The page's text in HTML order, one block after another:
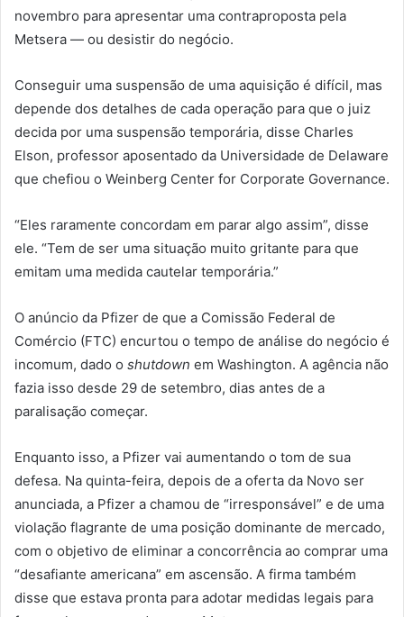
novembro para apresentar uma contraproposta pela
Metsera — ou desistir do negócio.
Conseguir uma suspensão de uma aquisição é difícil, mas
depende dos detalhes de cada operação para que o juiz
decida por uma suspensão temporária, disse Charles
Elson, professor aposentado da Universidade de Delaware
que chefiou o Weinberg Center for Corporate Governance.
“Eles raramente concordam em parar algo assim”, disse
ele. “Tem de ser uma situação muito gritante para que
emitam uma medida cautelar temporária.”
O anúncio da Pfizer de que a Comissão Federal de
Comércio (FTC) encurtou o tempo de análise do negócio é
incomum, dado o shutdown em Washington. A agência não
fazia isso desde 29 de setembro, dias antes de a
paralisação começar.
Enquanto isso, a Pfizer vai aumentando o tom de sua
defesa. Na quinta-feira, depois de a oferta da Novo ser
anunciada, a Pfizer a chamou de “irresponsável” e de uma
violação flagrante de uma posição dominante de mercado,
com o objetivo de eliminar a concorrência ao comprar uma
“desafiante americana” em ascensão. A firma também
disse que estava pronta para adotar medidas legais para